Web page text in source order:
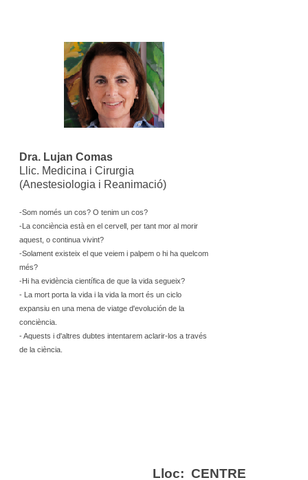
Dra. Lujan Comas
Llic. Medicina i Cirurgia
(Anestesiologia i Reanimació)
-Som només un cos? O tenim un cos?
-La conciència està en el cervell, per tant mor al morir
aquest, o continua vivint?
-Solament existeix el que veiem i palpem o hi ha quelcom
més?
-Hi ha evidència científica de que la vida segueix?
- La mort porta la vida i la vida la mort és un ciclo
expansiu en una mena de viatge d'evolución de la
conciència.
- Aquests i d'altres dubtes intentarem aclarir-los a través
de la ciència.
Lloc: CENTRE